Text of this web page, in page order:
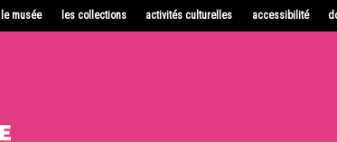
le musée les collections activités culturelles accessibilité